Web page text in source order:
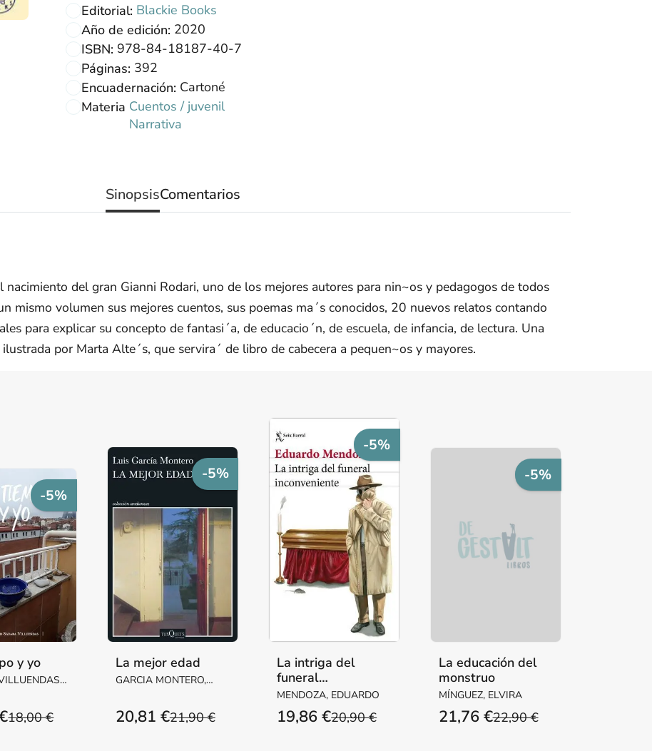
Editorial: Blackie Books
Año de edición: 2020
ISBN: 978-84-18187-40-7
Páginas: 392
Encuadernación: Cartoné
Materia Cuentos / juvenil
Narrativa
SinopsisComentarios
del gran Gianni Rodari, uno de los mejores autores para nin~os y pedagogos de todos
mismo volumen sus mejores cuentos, sus poemas ma´s conocidos, 20 nuevos relatos contando
para explicar su concepto de fantasi´a, de educacio´n, de escuela, de infancia, de lectura. Una
por Marta Alte´s, que servira´ de libro de cabecera a pequen~os y mayores.
-5%
y yo
18,00 €
-5%
La mejor edad
GARCIA MONTERO,
21,90 €
20,81 €
-5%
La intriga del
funeral
inconveniente
MENDOZA, EDUARDO
20,90 €
19,86 €
-5%
La educación del
monstruo
MÍNGUEZ, ELVIRA
22,90 €
21,76 €